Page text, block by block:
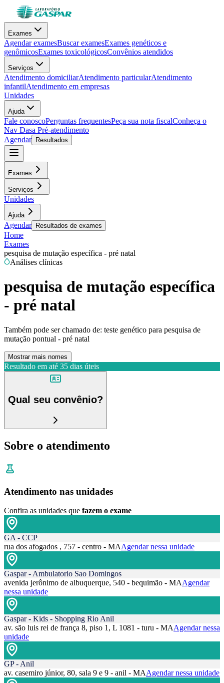
Exames
Agendar examesBuscar examesExames genéticos e
genômicosExames toxicológicosConvênios atendidos
Serviços
Atendimento domiciliarAtendimento particularAtendimento
infantilAtendimento em empresas
Unidades
Ajuda
Fale conoscoPerguntas frequentesPeça sua nota fiscalConheça o
Nav Dasa Pré-atendimento
Agendar
Resultados
Exames
Serviços
Unidades
Ajuda
Agendar Resultados de exames
Home
Exames
pesquisa de mutação específica - pré natal
Análises clínicas
pesquisa de mutação específica
- pré natal
Também pode ser chamado de: teste genético para pesquisa de
mutação pontual - pré natal
Mostrar mais nomes
Resultado em até 35 dias úteis
Qual seu convênio?
Sobre o atendimento
Atendimento nas unidades
Confira as unidades que fazem o exame
GA - CCP
rua dos afogados , 757 - centro - MAAgendar nessa unidade
Gaspar - Ambulatorio Sao Domingos
avenida jerônimo de albuquerque, 540 - bequimão - MAAgendar
nessa unidade
Gaspar - Kids - Shopping Rio Anil
av. são luis rei de frança 8, piso 1, L 1081 - turu - MAAgendar nessa
unidade
GP - Anil
av. casemiro júnior, 80, sala 9 e 9 - anil - MAAgendar nessa unidade